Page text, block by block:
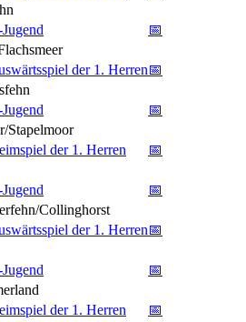
📅
der 1. Herren📅
📅
Stapelmoor
der 1. Herren
📅
📅
Collinghorst
der 1. Herren📅
📅
der 1. Herren
📅